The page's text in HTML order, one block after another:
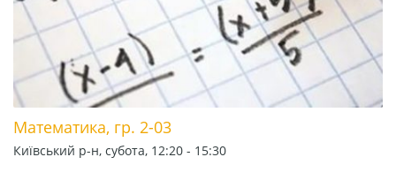
Математика, гр. 2-03
Київський р-н, субота, 12:20 - 15:30